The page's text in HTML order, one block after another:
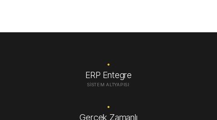
ERP Entegre
SISTEM ALTYAPISI
Gerçek Zamanlı